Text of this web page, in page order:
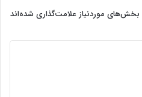
بخش‌های موردنیاز علامت‌گذاری شده‌اند